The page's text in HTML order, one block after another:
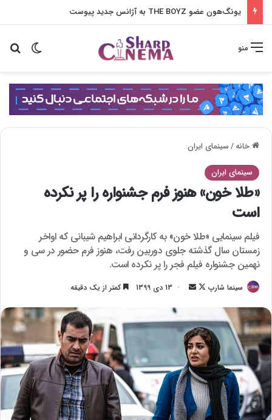
یونگ‌هون عضو THE BOYZ به آژانس جدید پیوست
تغییر منو
خانه/سینمای ایران
سینمای ایران
«طلا خون» هنوز فرم جشنواره را پر نکرده
است
فیلم سینمایی «طلا خون» به کارگردانی ابراهیم شیبانی که اواخر
زمستان سال گذشته جلوی دوربین رفت، هنوز فرم حضور در سی و
نهمین جشنواره فیلم فجر را پر نکرده است.
سینما شارپ
F
l
o
w
o
n
X
ا
ل
ا
ی
م
ی
13 دی 1399 کمتر از یک دقیقه